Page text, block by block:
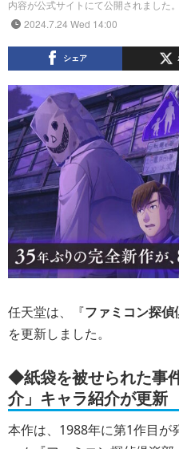
内容が公式サイトにて公開されました。
2024.7.24 Wed 14:00
シェア
任天堂は、『ファミコン探偵
を更新しました。
◆紙袋を被せられた事
介」キャラ紹介が更新
本作は、1988年に第1作目が